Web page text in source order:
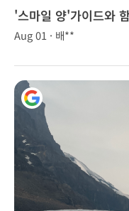
'스마일 양'가이드와
Aug 01 · 배**